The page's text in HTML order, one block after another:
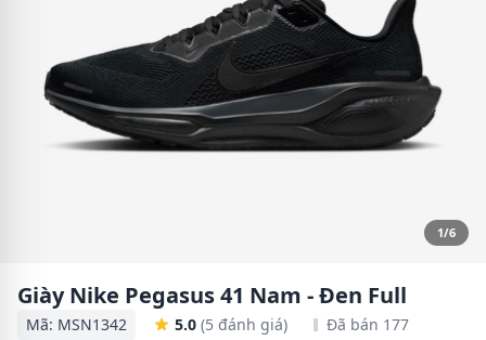
1/6
Giày Nike Pegasus 41 Nam - Đen Full
Mã: MSN1342 5.0 (5 đánh giá) Đã bán 177